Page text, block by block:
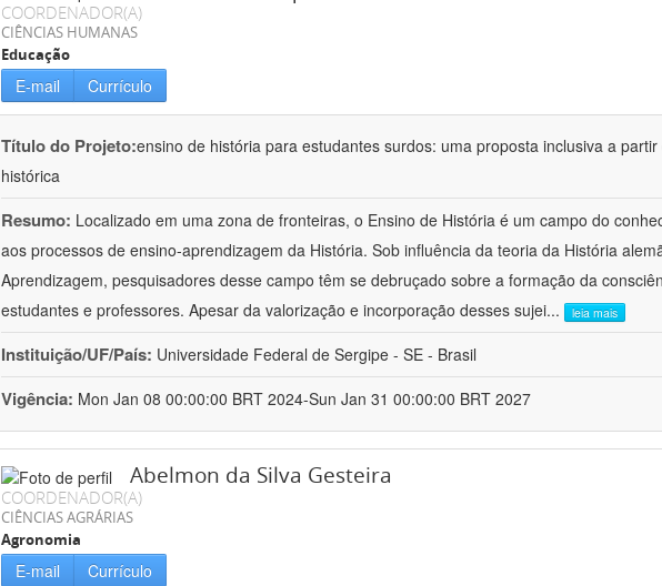
COORDENADOR(A)
CIÊNCIAS HUMANAS
Educação
E-mail Currículo
Título do Projeto:ensino de história para estudantes surdos: uma proposta inclusiva a
histórica
Resumo: Localizado em uma zona de fronteiras, o Ensino de História é um campo do
aos processos de ensino-aprendizagem da História. Sob influência da teoria da História
Aprendizagem, pesquisadores desse campo têm se debruçado sobre a formação da
estudantes e professores. Apesar da valorização e incorporação desses sujei... leia mais
Instituição/UF/País: Universidade Federal de Sergipe - SE - Brasil
Vigência: Mon Jan 08 00:00:00 BRT 2024-Sun Jan 31 00:00:00 BRT 2027
Abelmon da Silva Gesteira
COORDENADOR(A)
CIÊNCIAS AGRÁRIAS
Agronomia
E-mail Currículo